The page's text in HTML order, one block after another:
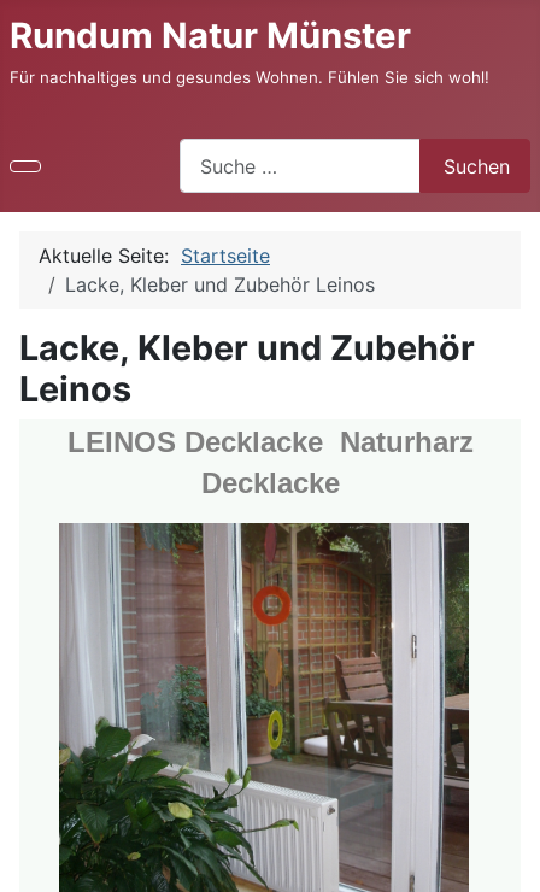
Rundum Natur Münster
Für nachhaltiges und gesundes Wohnen. Fühlen Sie sich wohl!
Suchen
Aktuelle Seite: Startseite
Lacke, Kleber und Zubehör Leinos
Lacke, Kleber und Zubehör
Leinos
LEINOS Decklacke Naturharz
Decklacke